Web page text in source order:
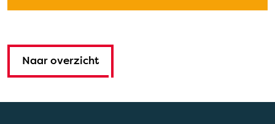
Naar overzicht